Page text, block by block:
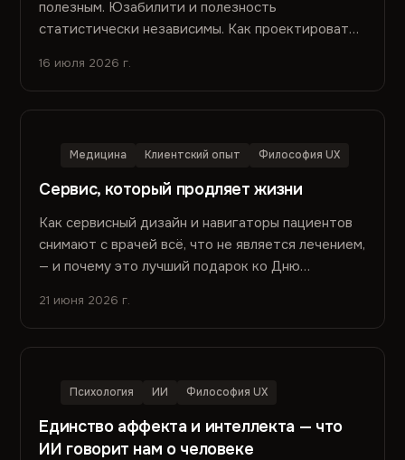
полезным. Юзабилити и полезность
статистически независимы. Как проектировать
удобства не отражают показатели пользы.
16 июля 2026 г.
Медицина Клиентский опыт Философия UX
Сервис, который продляет жизни
Как сервисный дизайн и навигаторы пациентов
снимают с врачей всё, что не является лечением,
— и почему это лучший подарок ко Дню
21 июня 2026 г.
Психология ИИ Философия UX
Единство аффекта и интеллекта — что
ИИ говорит нам о человеке